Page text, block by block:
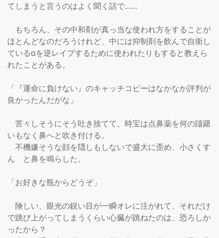
てしまうと言うのはよく聞く話で……
もちろん、その中和剤が真っ当な使われ方をすることが
ほとんどなのだろうけれど、中には抑制剤を飲んで自衛し
ているαを逆レイプするために使われたりもすると教えら
れたことがある。
「『運命に負けない』のキャッチコピーはなかなか評判が
良かったんだがな」
苦々しそうにそう吐き捨てて、時宝は点鼻薬を何の躊躇
いもなく鼻へと吹き付ける。
不機嫌そうな顔を隠しもしないで盛大に歪め、小さくす
ん　と鼻を鳴らした。
「お好きな瓶からどうぞ」
険しい、眼光の鋭い目が一瞬オレに注がれて、それだけ
で跳び上がってしまうくらい心臓が跳ねたのは、恐ろしか
ったから？